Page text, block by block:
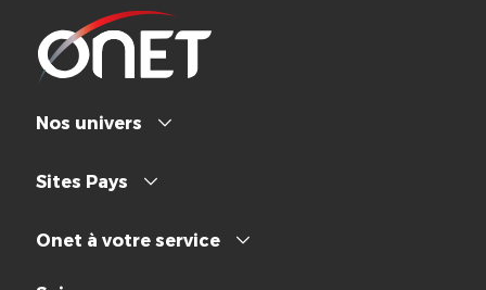
Nos univers
Sites Pays
Onet à votre service